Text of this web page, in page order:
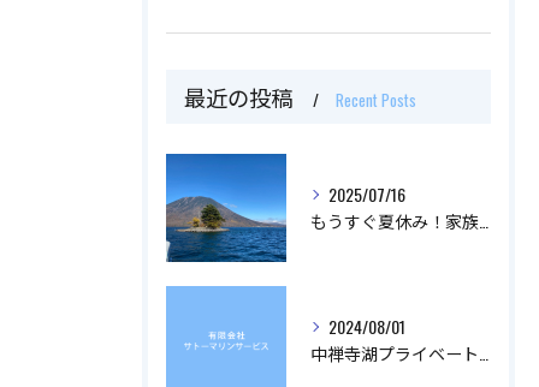
最近の投稿 Recent Posts
2025/07/16
2024/08/01